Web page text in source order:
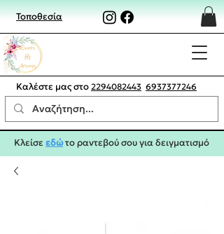
Τοποθεσία
Καλέστε μας στο 2294082443 6937377246
Κλείσεεδώτο ραντεβού σου για δειγματισμό